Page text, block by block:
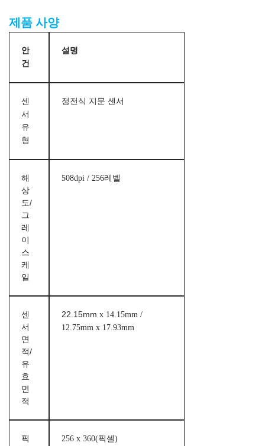
제품 사양
안
건
설명
센
서
유
형
정전식 지문 센서
해
상
도/
그
레
이
스
케
일
508dpi / 256레벨
센
서
면
적/
유
효
면
적
22.15mm x 14.15mm /
12.75mm x 17.93mm
픽
256 x 360(픽셀)